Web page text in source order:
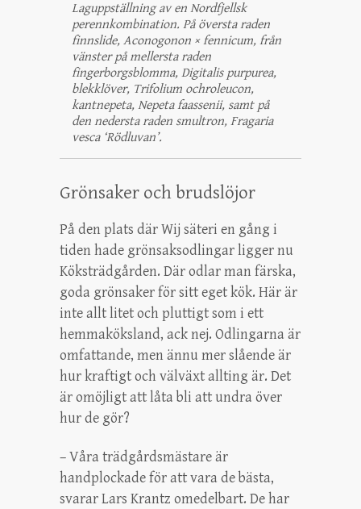
Laguppställning av en Nordfjellsk
perennkombination. På översta raden
finnslide, Aconogonon × fennicum, från
vänster på mellersta raden
fingerborgsblomma, Digitalis purpurea,
blekklöver, Trifolium ochroleucon,
kantnepeta, Nepeta faassenii, samt på
den nedersta raden smultron, Fragaria
vesca ‘Rödluvan’.
Grönsaker och brudslöjor
På den plats där Wij säteri en gång i
tiden hade grönsaksodlingar ligger nu
Köksträdgården. Där odlar man färska,
goda grönsaker för sitt eget kök. Här är
inte allt litet och pluttigt som i ett
hemmaköksland, ack nej. Odlingarna är
omfattande, men ännu mer slående är
hur kraftigt och välväxt allting är. Det
är omöjligt att låta bli att undra över
hur de gör?
– Våra trädgårdsmästare är
handplockade för att vara de bästa,
svarar Lars Krantz omedelbart. De har